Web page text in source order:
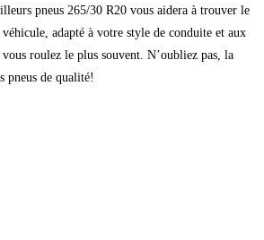
pneus 265/30 R20 vous aidera à trouver le
adapté à votre style de conduite et aux
roulez le plus souvent. N’oubliez pas, la
pneus de qualité!